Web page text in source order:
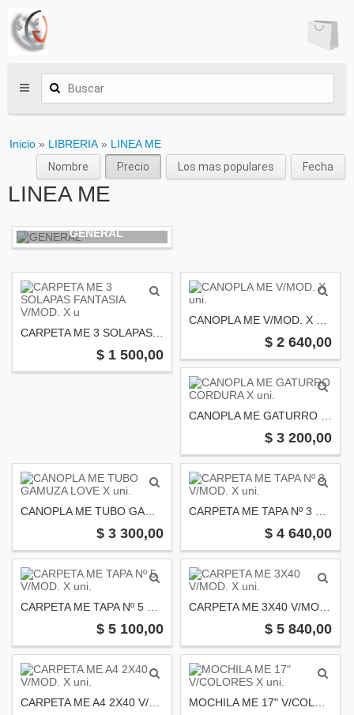
Inicio » LIBRERIA » LINEA ME
Nombre
Precio Los mas populares Fecha
LINEA ME
GENERAL
$ 1 500,00
$ 2 640,00
$ 3 200,00
$ 3 300,00 $ 4 640,00
$ 5 100,00 $ 5 840,00